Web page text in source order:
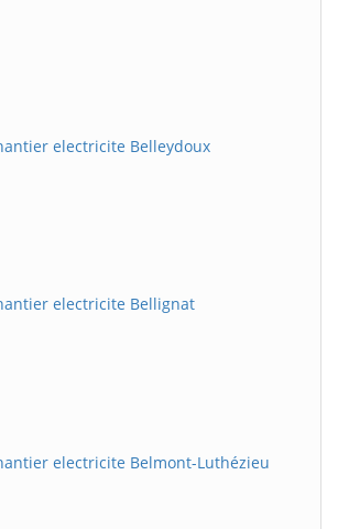
electricite Belleydoux
electricite Bellignat
electricite Belmont-Luthézieu